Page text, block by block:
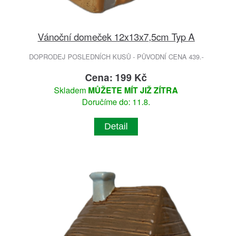
Vánoční domeček 12x13x7,5cm Typ A
DOPRODEJ POSLEDNÍCH KUSŮ - PŮVODNÍ CENA 439.-
Cena: 199 Kč
Skladem MŮŽETE MÍT JIŽ ZÍTRA
Doručíme do: 11.8.
Detail